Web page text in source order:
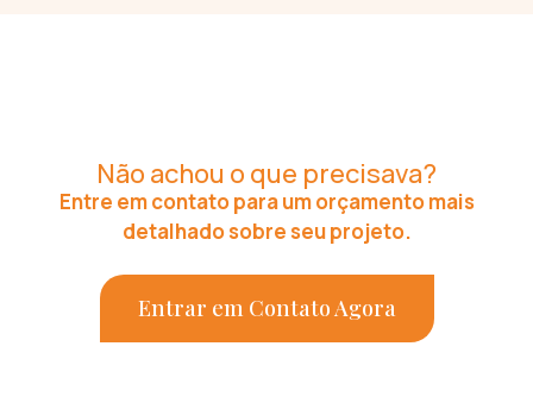
Não achou o que precisava?
Entre em contato para um orçamento mais
detalhado sobre seu projeto.
Entrar em Contato Agora